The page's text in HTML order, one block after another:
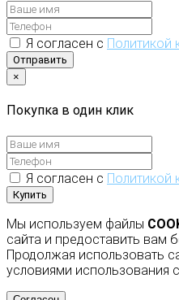
Я согласен с Политикой
Отправить
×
Покупка в один клик
Я согласен с Политикой
Купить
Мы используем файлы
сайта и предоставить вам
Продолжая использовать
условиями использования